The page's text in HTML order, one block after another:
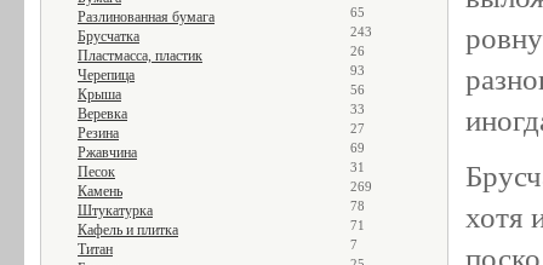
Разлинованная бумага 65
Брусчатка 243
Пластмасса, пластик 26
Черепица 93
Крыша 56
Веревка 33
Резина 27
Ржавчина 69
Песок 31
Камень 269
Штукатурка 78
Кафель и плитка 71
Титан 7
хотя